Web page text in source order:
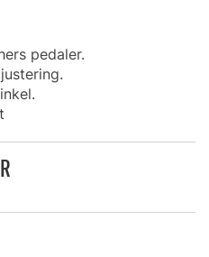
pedaler.